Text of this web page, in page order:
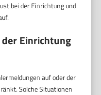
bei der Einrichtung und
Einrichtung
auf oder der
Solche Situationen